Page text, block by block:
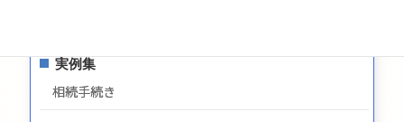
実例集
相続手続き